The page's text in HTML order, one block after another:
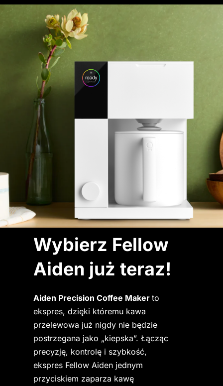
Aiden już teraz!
Aiden Precision Coffee Maker to
ekspres, dzięki któremu kawa
przelewowa już nigdy nie będzie
postrzegana jako „kiepska”. Łącząc
precyzję, kontrolę i szybkość,
ekspres Fellow Aiden jednym
przyciskiem zaparza kawę